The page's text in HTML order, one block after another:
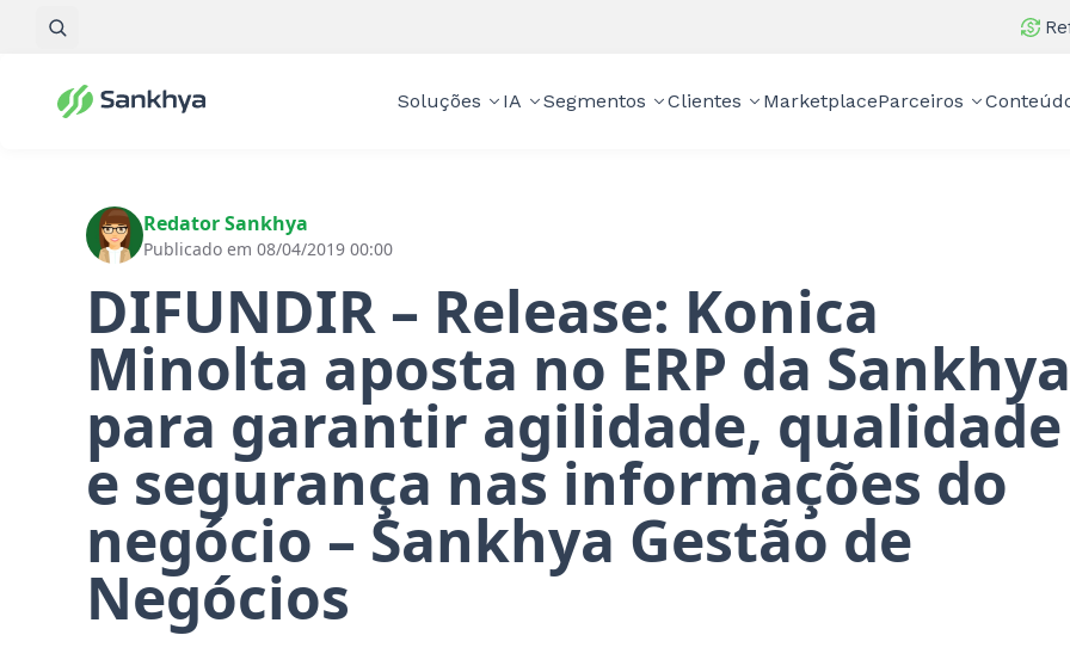
Soluções IA Segmentos Clientes MarketplaceParceiros
Redator Sankhya
Publicado em 08/04/2019 00:00
DIFUNDIR – Release: Konica
Minolta aposta no ERP da Sankhya
para garantir agilidade, qualidade
e segurança nas informações do
negócio – Sankhya Gestão de
Negócios